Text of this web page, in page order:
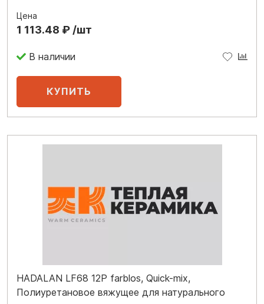
Цена
1 113.48 ₽ /шт
В наличии
HADALAN LF68 12P farblos, Quick-mix,
Полиуретановое вяжущее для натурального